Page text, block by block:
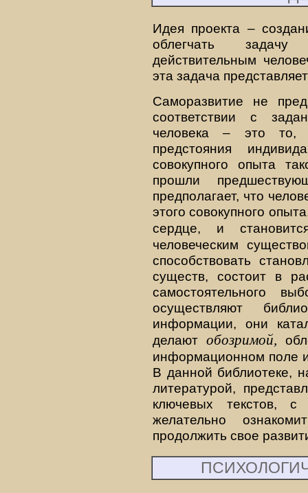
Идея проекта –
облегчать задачу
действительным
эта задача
Саморазвитие не
соответствии с
человека – это то,
предстояния
совокупного опыта
прошли
предполагает, что
этого совокупного
сердце, и
человеческим
способствовать
существ, состоит в
самостоятельного
осуществляют
информации, они
делают обозримой,
информационном поле
В данной библиотеке,
литературой,
ключевых текстов,
желательно
продолжить свое